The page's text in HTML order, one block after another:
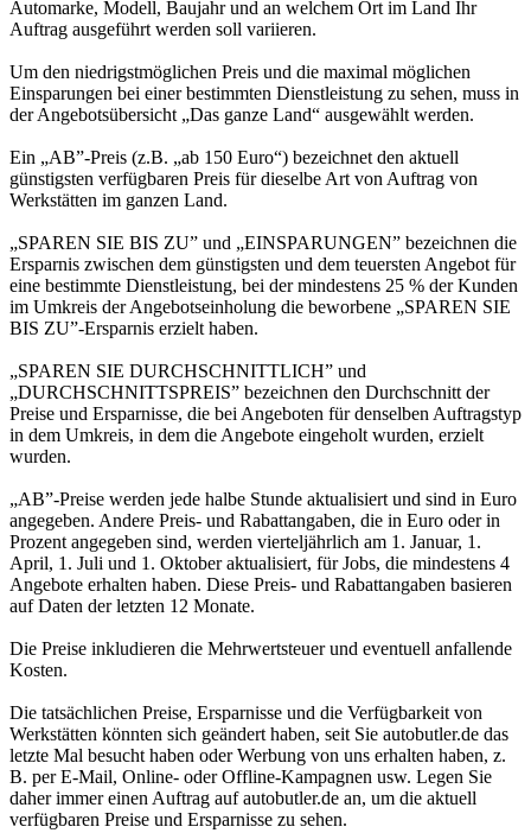
Automarke, Modell, Baujahr und an welchem Ort im Land Ihr
Auftrag ausgeführt werden soll variieren.
Um den niedrigstmöglichen Preis und die maximal möglichen
Einsparungen bei einer bestimmten Dienstleistung zu sehen, muss in
der Angebotsübersicht „Das ganze Land“ ausgewählt werden.
Ein „AB”-Preis (z.B. „ab 150 Euro“) bezeichnet den aktuell
günstigsten verfügbaren Preis für dieselbe Art von Auftrag von
Werkstätten im ganzen Land.
„SPAREN SIE BIS ZU” und „EINSPARUNGEN” bezeichnen die
Ersparnis zwischen dem günstigsten und dem teuersten Angebot für
eine bestimmte Dienstleistung, bei der mindestens 25 % der Kunden
im Umkreis der Angebotseinholung die beworbene „SPAREN SIE
BIS ZU”-Ersparnis erzielt haben.
„SPAREN SIE DURCHSCHNITTLICH” und
„DURCHSCHNITTSPREIS” bezeichnen den Durchschnitt der
Preise und Ersparnisse, die bei Angeboten für denselben Auftragstyp
in dem Umkreis, in dem die Angebote eingeholt wurden, erzielt
wurden.
„AB”-Preise werden jede halbe Stunde aktualisiert und sind in Euro
angegeben. Andere Preis- und Rabattangaben, die in Euro oder in
Prozent angegeben sind, werden vierteljährlich am 1. Januar, 1.
April, 1. Juli und 1. Oktober aktualisiert, für Jobs, die mindestens 4
Angebote erhalten haben. Diese Preis- und Rabattangaben basieren
auf Daten der letzten 12 Monate.
Die Preise inkludieren die Mehrwertsteuer und eventuell anfallende
Kosten.
Die tatsächlichen Preise, Ersparnisse und die Verfügbarkeit von
Werkstätten könnten sich geändert haben, seit Sie autobutler.de das
letzte Mal besucht haben oder Werbung von uns erhalten haben, z.
B. per E-Mail, Online- oder Offline-Kampagnen usw. Legen Sie
daher immer einen Auftrag auf autobutler.de an, um die aktuell
verfügbaren Preise und Ersparnisse zu sehen.